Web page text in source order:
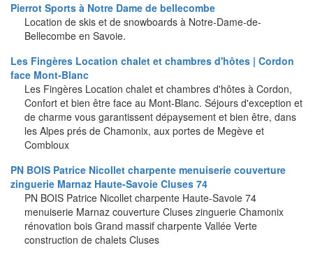
Pierrot Sports à Notre Dame de bellecombe
Location de skis et de snowboards à Notre-Dame-de-
Bellecombe en Savoie.
Les Fingères Location chalet et chambres d'hôtes | Cordon
face Mont-Blanc
Les Fingères Location chalet et chambres d'hôtes à Cordon,
Confort et bien être face au Mont-Blanc. Séjours d'exception et
de charme vous garantissent dépaysement et bien être, dans
les Alpes prés de Chamonix, aux portes de Megève et
Combloux
PN BOIS Patrice Nicollet charpente menuiserie couverture
zinguerie Marnaz Haute-Savoie Cluses 74
PN BOIS Patrice Nicollet charpente Haute-Savoie 74
menuiserie Marnaz couverture Cluses zinguerie Chamonix
rénovation bois Grand massif charpente Vallée Verte
construction de chalets Cluses